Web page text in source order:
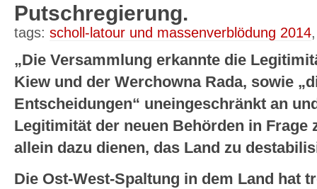
Putschregierung.
tags: scholl-latour und massenverblödung 2014
„Die Versammlung erkannte die
Kiew und der Werchowna Rada, sowie
Entscheidungen“ uneingeschränkt an
Legitimität der neuen Behörden in Frage
allein dazu dienen, das Land zu
Die Ost-West-Spaltung in dem Land hat